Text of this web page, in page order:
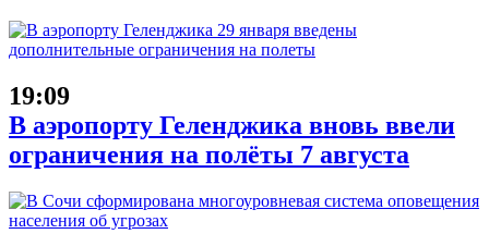
19:09
В аэропорту Геленджика вновь ввели
ограничения на полёты 7 августа